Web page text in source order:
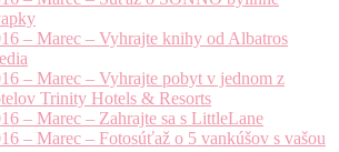
– Marec – Vyhrajte knihy od Albatros
– Marec – Vyhrajte pobyt v jednom z
Trinity Hotels & Resorts
– Marec – Zahrajte sa s LittleLane
– Marec – Fotosúťaž o 5 vankúšov s vašou